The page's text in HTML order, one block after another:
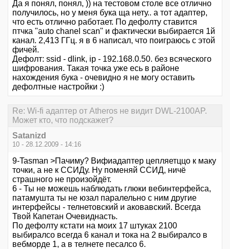
Да я понял, понял, )) на тестовом столе все отлично
получилось, но у меня бука ща нету.. а тот адаптер,
что есть отлично работает. По дефолту ставится
птчка "auto chanel scan" и фактически выбирается 1й
канал. 2,413 ГГц. я в 6 написал, что поиграюсь с этой
фичей.
Дефолт: ssid - dlink, ip - 192.168.0.50. без всяческого
шифрования. Такая точка уже есь в районе
нахождения бука - очевидно я не могу оставить
дефолтные настройки :)
Re: Wi-fi адаптер от Atheros не видит DWL-2100AP.
Может кто, что подскажет?
Satanizd
10 - 28.12.2009 - 14:16
9-Tasman >Пачиму? Вифиадаптер цепляетццо к маку
точки, а не к ССИДу. Ну поменяй ССИД, ничё
страшного не произойдёт.
6 - Ты не можешь наблюдать глюки вебинтерфейса,
патамушта ты не юзал паралельно с ним другие
интерфейсы - телнетовский и аковавский. Всегда
Твой Капетан Очевиднасть.
По дефолту кстати на моих 17 штуках 2100
выбиралсо всегда 6 канал и тока на 2 выбиралсо в
вебморде 1, а в телнете песалсо 6.